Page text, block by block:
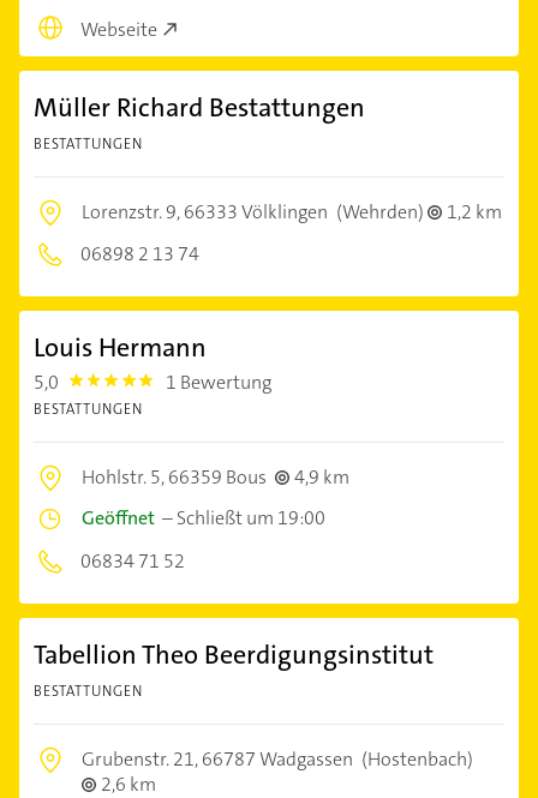
Webseite
Müller Richard Bestattungen
BESTATTUNGEN
Lorenzstr. 9,66333 Völklingen (Wehrden)
1,2 km
06898 2 13 74
Louis Hermann
5,0 5.0 1 Bewertung
BESTATTUNGEN
Hohlstr. 5,66359 Bous
4,9 km
Geöffnet –Schließt um 19:00
06834 71 52
Tabellion Theo Beerdigungsinstitut
BESTATTUNGEN
Grubenstr. 21,66787 Wadgassen (Hostenbach)
2,6 km